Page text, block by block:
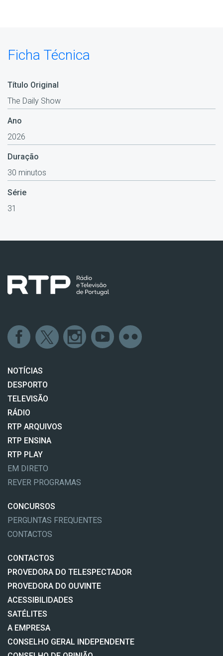
Ficha Técnica
Título Original
The Daily Show
Ano
2026
Duração
30 minutos
Série
31
NOTÍCIAS
DESPORTO
TELEVISÃO
RÁDIO
RTP ARQUIVOS
RTP ENSINA
RTP PLAY
EM DIRETO
REVER PROGRAMAS
CONCURSOS
PERGUNTAS FREQUENTES
CONTACTOS
CONTACTOS
PROVEDORA DO TELESPECTADOR
PROVEDORA DO OUVINTE
ACESSIBILIDADES
SATÉLITES
A EMPRESA
CONSELHO GERAL INDEPENDENTE